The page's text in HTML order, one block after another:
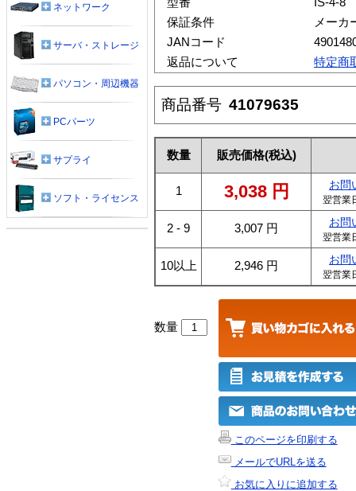
保証条件
メーカ
JANコード
返品について
特定商
商品番号 41079635
数量 販売価格(税込)
1 3,038 円 お問
翌営業
2 - 9 3,007 円 お問
翌営業
10以上 2,946 円 お問
翌営業
数量
このページを印刷する
メールでURLを送る
お気に入りに追加する
ネットワーク
サーバ・ストレージ
パソコン・周辺機器
PCパーツ
サプライ
ソフト・ライセンス